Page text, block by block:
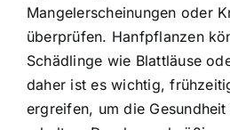
Mangelerscheinungen oder
überprüfen. Hanfpflanzen
Schädlinge wie Blattläuse
daher ist es wichtig,
ergreifen, um die